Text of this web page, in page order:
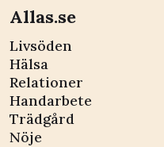
Allas.se
Livsöden
Hälsa
Relationer
Handarbete
Trädgård
Nöje